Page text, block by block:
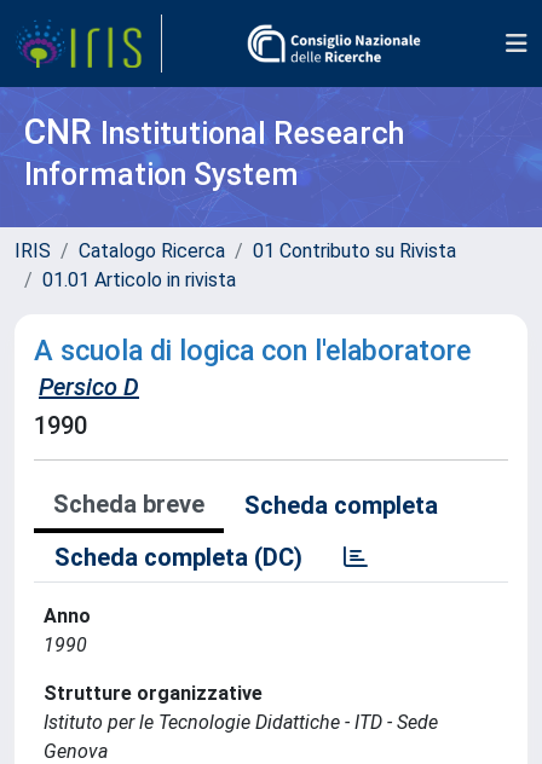
CNR Institutional Research
Information System
IRIS Catalogo Ricerca
01 Contributo su Rivista
01.01 Articolo in rivista
A scuola di logica con l'elaboratore
Persico D
1990
Scheda breve
Scheda completa
Scheda completa (DC)
Anno
1990
Strutture organizzative
Istituto per le Tecnologie Didattiche - ITD - Sede
Genova